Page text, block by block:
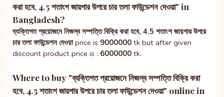
করা হবে, 4.5 শতাংশ জায়গার উপরে চার তলা ফাউন্ডেশন দেওয়া" in
Bangladesh?
ব্যক্তিগত প্রয়োজনে নিজস্ব সম্পত্তি বিক্রি করা হবে, 4.5 শতাংশ জায়গার উপরে
চার তলা ফাউন্ডেশন দেওয়াprice is 9000000 tk but after given
discount product price is : 6000000 tk.
Where to buy "ব্যক্তিগত প্রয়োজনে নিজস্ব সম্পত্তি বিক্রি করা
হবে, 4.5 শতাংশ জায়গার উপরে চার তলা ফাউন্ডেশন দেওয়া" online in